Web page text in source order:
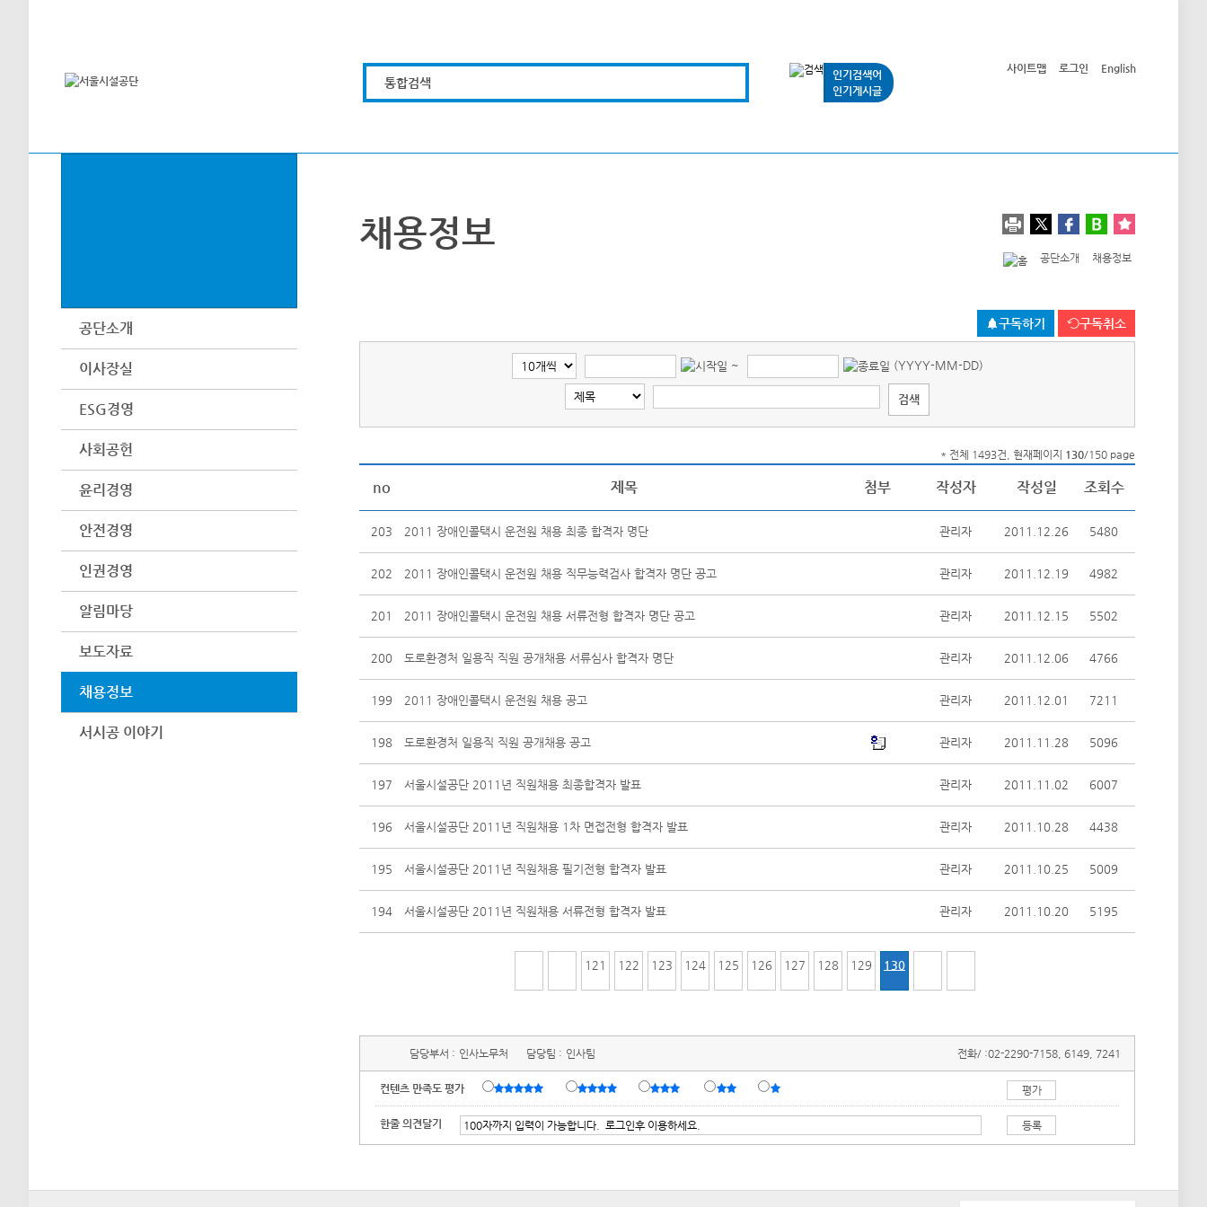
통합검색
인기검색어
인기게시글
사이트맵 로그인 English
공단소개
이사장실
ESG경영
사회공헌
윤리경영
안전경영
인권경영
알림마당
보도자료
채용정보
서시공 이야기
채용정보
공단소개 채용정보
구독하기 구독취소
~ (YYYY-MM-DD)
* 전체 1493건, 현재페이지 130/150 page
no 제목 첨부 작성자 작성일 조회수
203 2011 장애인콜택시 운전원 채용 최종 합격자 명단 관리자 2011.12.26 5480
202 2011 장애인콜택시 운전원 채용 직무능력검사 합격자 명단 공고 관리자 2011.12.19 4982
201 2011 장애인콜택시 운전원 채용 서류전형 합격자 명단 공고 관리자 2011.12.15 5502
200 도로환경처 일용직 직원 공개채용 서류심사 합격자 명단 관리자 2011.12.06 4766
199 2011 장애인콜택시 운전원 채용 공고 관리자 2011.12.01 7211
198 도로환경처 일용직 직원 공개채용 공고 관리자 2011.11.28 5096
197 서울시설공단 2011년 직원채용 최종합격자 발표 관리자 2011.11.02 6007
196 서울시설공단 2011년 직원채용 1차 면접전형 합격자 발표 관리자 2011.10.28 4438
195 서울시설공단 2011년 직원채용 필기전형 합격자 발표 관리자 2011.10.25 5009
194 서울시설공단 2011년 직원채용 서류전형 합격자 발표 관리자 2011.10.20 5195
121 122 123 124 125 126 127 128 129 130
담당부서 : 인사노무처 담당팀 : 인사팀 전화/ :02-2290-7158, 6149, 7241
컨텐츠 만족도 평가
한줄 의견달기